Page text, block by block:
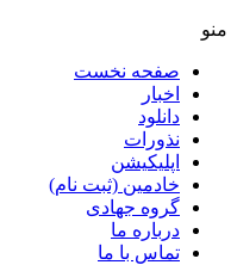
منو
صفحه نخست
اخبار
دانلود
نذورات
اپلیکیشن
خادمین (ثبت نام)
گروه جهادی
درباره ما
تماس با ما